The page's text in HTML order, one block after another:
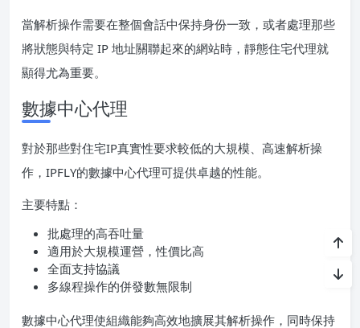
當解析操作需要在整個會話中保持身份一致，或者處理那些
將狀態與特定 IP 地址關聯起來的網站時，靜態住宅代理就
顯得尤為重要。
數據中心代理
對於那些對住宅IP真實性要求較低的大規模、高速解析操
作，IPFLY的數據中心代理可提供卓越的性能。
主要特點：
批處理的高吞吐量
適用於大規模運營，性價比高
全面支持協議
多線程操作的併發數無限制
數據中心代理使組織能夠高效地擴展其解析操作，同時保持